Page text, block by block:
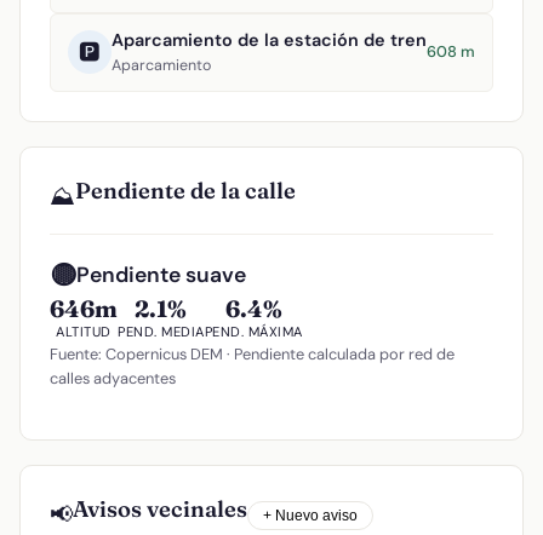
🅿️ Aparcamiento de la estación de tren
Aparcamiento
608 m
⛰️Pendiente de la calle
🟡Pendiente suave
646m
ALTITUD
2.1%
PEND. MEDIA
6.4%
PEND. MÁXIMA
Fuente: Copernicus DEM · Pendiente calculada por red de
calles adyacentes
📢Avisos vecinales + Nuevo aviso